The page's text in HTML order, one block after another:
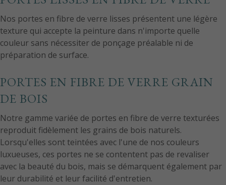
Nos portes en fibre de verre lisses présentent une légère
texture qui accepte la peinture dans n'importe quelle
couleur sans nécessiter de ponçage préalable ni de
préparation de surface.
PORTES EN FIBRE DE VERRE GRAIN
DE BOIS
Notre gamme variée de portes en fibre de verre texturées
reproduit fidèlement les grains de bois naturels.
Lorsqu'elles sont teintées avec l'une de nos couleurs
luxueuses, ces portes ne se contentent pas de revaliser
avec la beauté du bois, mais se démarquent également par
leur durabilité et leur facilité d'entretien.